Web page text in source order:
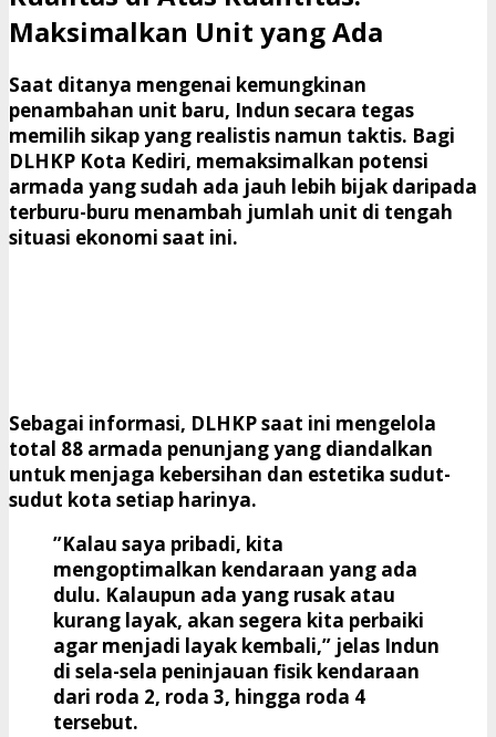
Maksimalkan Unit yang Ada
​Saat ditanya mengenai kemungkinan
penambahan unit baru, Indun secara tegas
memilih sikap yang realistis namun taktis. Bagi
DLHKP Kota Kediri, memaksimalkan potensi
armada yang sudah ada jauh lebih bijak daripada
terburu-buru menambah jumlah unit di tengah
situasi ekonomi saat ini.
Sebagai informasi, DLHKP saat ini mengelola
total 88 armada penunjangyang diandalkan
untuk menjaga kebersihan dan estetika sudut-
sudut kota setiap harinya.
​”Kalau saya pribadi, kita
mengoptimalkan kendaraan yang ada
dulu. Kalaupun ada yang rusak atau
kurang layak, akan segera kita perbaiki
agar menjadi layak kembali,” jelas Indun
di sela-sela peninjauan fisik kendaraan
dari roda 2, roda 3, hingga roda 4
tersebut.